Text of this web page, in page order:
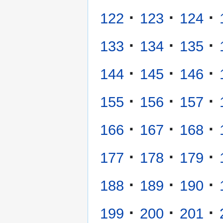
122 · 123 · 124 ·
133 · 134 · 135 ·
144 · 145 · 146 ·
155 · 156 · 157 ·
166 · 167 · 168 ·
177 · 178 · 179 ·
188 · 189 · 190 ·
199 · 200 · 201 ·